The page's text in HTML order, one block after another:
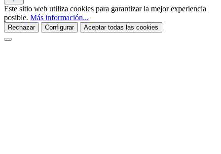
Este sitio web utiliza cookies para garantizar la mejor experiencia
posible. Más información...
Rechazar Configurar Aceptar todas las cookies